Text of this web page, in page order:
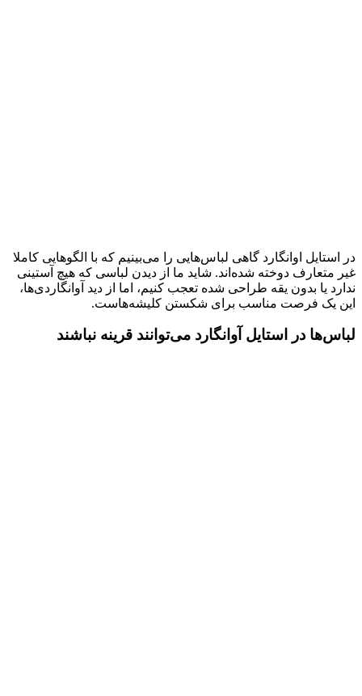
در استایل اوانگارد گاهی لباس‌هایی را می‌بینیم که با الگوهایی کاملا
غیر متعارف دوخته شده‌اند. شاید ما از دیدن لباسی که هیچ آستینی
ندارد یا بدون یقه‌ طراحی شده تعجب کنیم، اما از دید آوانگاردی‌ها،
این یک فرصت مناسب برای شکستن کلیشه‌هاست.
لباس‌ها در استایل آوانگارد می‌توانند قرینه نباشند